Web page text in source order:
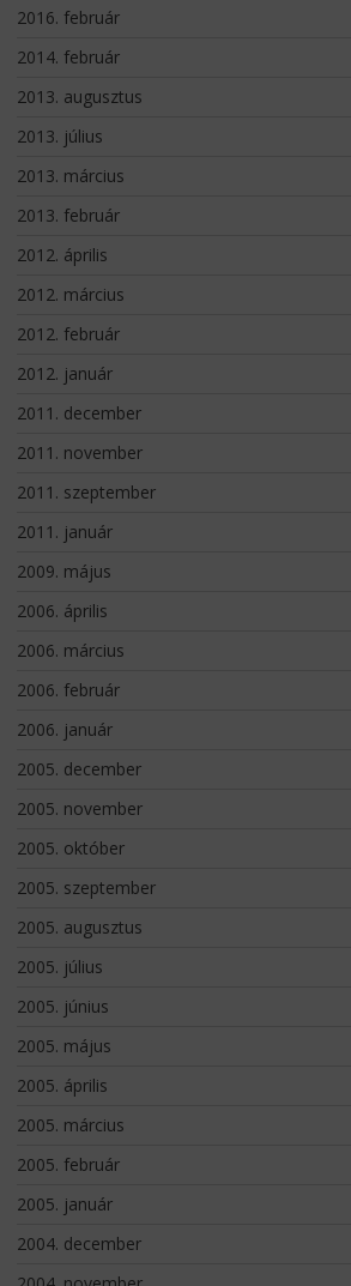
2016. február
2014. február
2013. augusztus
2013. július
2013. március
2013. február
2012. április
2012. március
2012. február
2012. január
2011. december
2011. november
2011. szeptember
2011. január
2009. május
2006. április
2006. március
2006. február
2006. január
2005. december
2005. november
2005. október
2005. szeptember
2005. augusztus
2005. július
2005. június
2005. május
2005. április
2005. március
2005. február
2005. január
2004. december